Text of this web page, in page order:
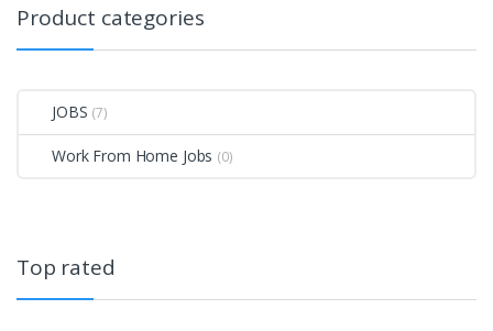
Product categories
JOBS (7)
Work From Home Jobs (0)
Top rated